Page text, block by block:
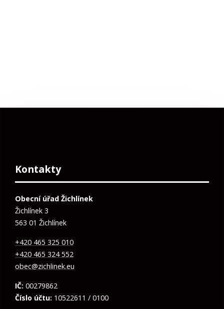
Kontakty
Obecní úřad Žichlínek
Žichlínek 3
563 01 Žichlínek
+420 465 325 010
+420 465 324 552
obec@zichlinek.eu
IČ: 00279862
Číslo účtu: 10522611 / 0100